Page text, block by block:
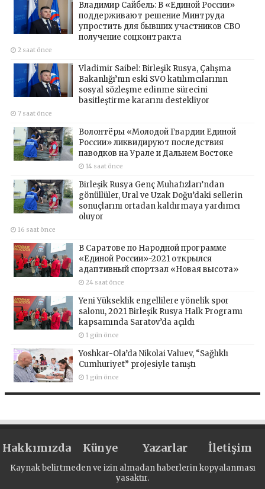
Владимир Сайбель: В «Единой России»
поддерживают решение Минтруда
упростить для бывших участников СВО
получение соцконтракта
2 saat önce
Vladimir Saibel: Birleşik Rusya, Çalışma
Bakanlığı’nın eski SVO katılımcılarının
sosyal sözleşme edinme sürecini
basitleştirme kararını destekliyor
7 saat önce
Волонтёры «Молодой Гвардии Единой
России» ликвидируют последствия
паводков на Урале и Дальнем Востоке
14 saat önce
Birleşik Rusya Genç Muhafızları’ndan
gönüllüler, Ural ve Uzak Doğu’daki sellerin
sonuçlarını ortadan kaldırmaya yardımcı
oluyor
16 saat önce
В Саратове по Народной программе
«Единой России»-2021 открылся
адаптивный спортзал «Новая высота»
24 saat önce
Yeni Yükseklik engellilere yönelik spor
salonu, 2021 Birleşik Rusya Halk Programı
kapsamında Saratov’da açıldı
1 gün önce
Yoshkar-Ola’da Nikolai Valuev, “Sağlıklı
Cumhuriyet” projesiyle tanıştı
1 gün önce
Hakkımızda Künye Yazarlar İletişim
Kaynak belirtmeden ve izin almadan haberlerin kopyalanması
yasaktır.